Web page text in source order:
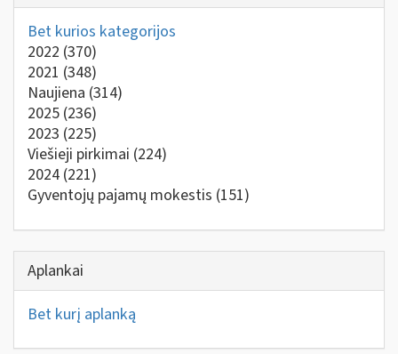
Bet kurios kategorijos
2022 (370)
2021 (348)
Naujiena (314)
2025 (236)
2023 (225)
Viešieji pirkimai (224)
2024 (221)
Gyventojų pajamų mokestis (151)
Aplankai
Bet kurį aplanką